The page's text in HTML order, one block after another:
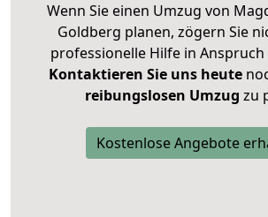
Wenn Sie einen Umzug von
Goldberg planen, zögern Sie
professionelle Hilfe in Anspruch
Kontaktieren Sie uns heute
reibungslosen Umzug zu
Kostenlose Angebote